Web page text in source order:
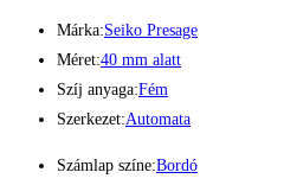
Márka:Seiko Presage
Méret:40 mm alatt
Szíj anyaga:Fém
Szerkezet:Automata
Számlap színe:Bordó